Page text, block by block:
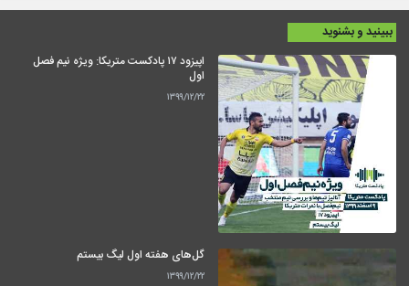
ببینید و بشنوید
اپیزود ۱۷ پادکست متریکا: ویژه نیم فصل
اول
۱۳۹۹/۱۲/۲۲
گل‌های هفته اول لیگ بیستم
۱۳۹۹/۱۲/۲۲